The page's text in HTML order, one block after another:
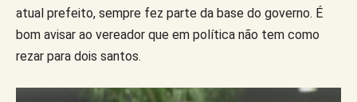
atual prefeito, sempre fez parte da base do governo. É
bom avisar ao vereador que em política não tem como
rezar para dois santos.